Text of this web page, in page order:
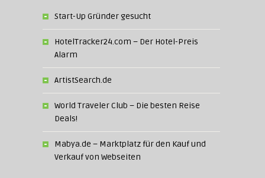
Start-Up Gründer gesucht
HotelTracker24.com – Der Hotel-Preis
Alarm
ArtistSearch.de
World Traveler Club – Die besten Reise
Deals!
Mabya.de – Marktplatz für den Kauf und
Verkauf von Webseiten